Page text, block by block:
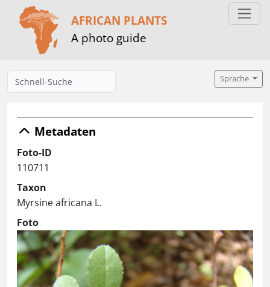
AFRICAN PLANTS
A photo guide
Sprache
Metadaten
Foto-ID
110711
Taxon
Myrsine africana L.
Foto